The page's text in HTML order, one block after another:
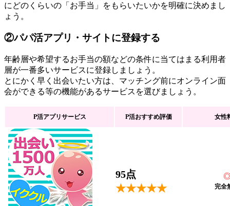
にどのくらいの「お手当」をもらいたいかを明確に決めまし
ょう。
②パパ活アプリ・サイトに登録する
年齢層や希望するお手当の額などの条件に当てはまる利用者
層が一番多いサービスに登録しましょう。
とにかく早く出会いたい方は、マッチング前にオンライン面
会ができる等の機能があるサービスを選びましょう。
P活アプリサービス P活おすすめ評価 女性
95点
★★★★★
完全